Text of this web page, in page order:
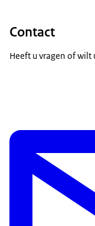
Contact
Heeft u vragen of wilt